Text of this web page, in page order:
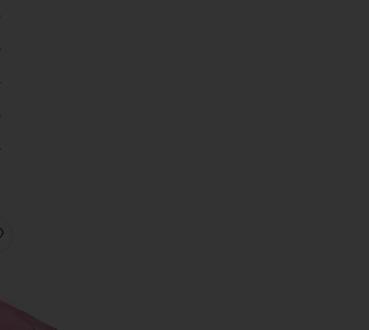
GLOWTOUR チーク/コントゥアデュオ